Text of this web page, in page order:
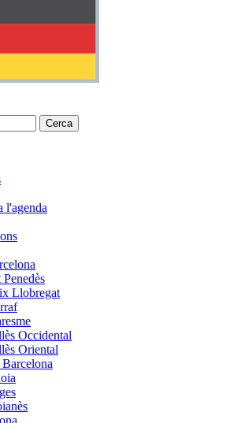
Cerca
l'agenda
Llobregat
Occidental
Oriental
Barcelona